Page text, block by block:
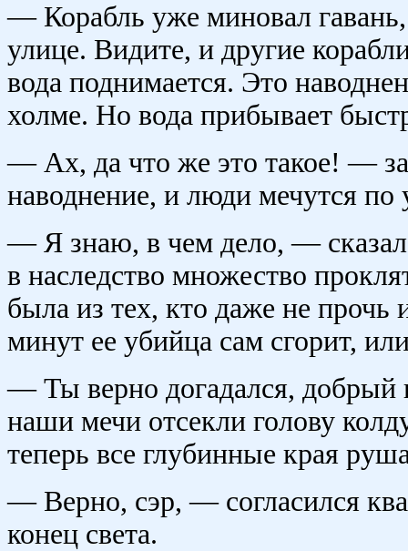
— Корабль уже миновал
улице. Видите, и другие
вода поднимается. Это
холме. Но вода прибывает
— Ах, да что же это такое! —
наводнение, и люди мечутся по
— Я знаю, в чем дело, —
в наследство множество
была из тех, кто даже не прочь
минут ее убийца сам сгорит,
— Ты верно догадался,
наши мечи отсекли голову
теперь все глубинные края
— Верно, сэр, — согласился
конец света.